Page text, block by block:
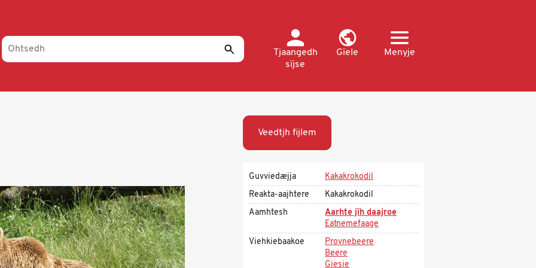
Tjaangedh
sïjse
Gïele Menyje
Veedtjh fijlem
Guvviedæjja
Kakakrokodil
Reakta-aajhtere
Kakakrokodil
Aamhtesh
Aarhte jïh daajroe
Eatnemefaage
Viehkiebaakoe
Provnebeere
Beere
Giesie